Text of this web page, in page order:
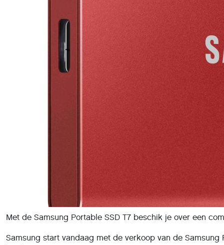
Met de Samsung Portable SSD T7 beschik je over een
Samsung start vandaag met de verkoop van de